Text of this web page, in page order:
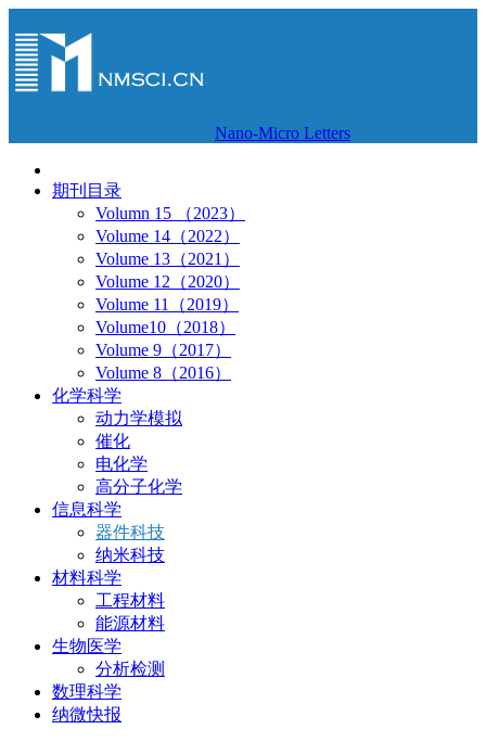
Nano-Micro Letters
期刊目录
Volumn 15 （2023）
Volume 14（2022）
Volume 13（2021）
Volume 12（2020）
Volume 11（2019）
Volume10（2018）
Volume 9（2017）
Volume 8（2016）
化学科学
动力学模拟
催化
电化学
高分子化学
信息科学
器件科技
纳米科技
材料科学
工程材料
能源材料
生物医学
分析检测
数理科学
纳微快报